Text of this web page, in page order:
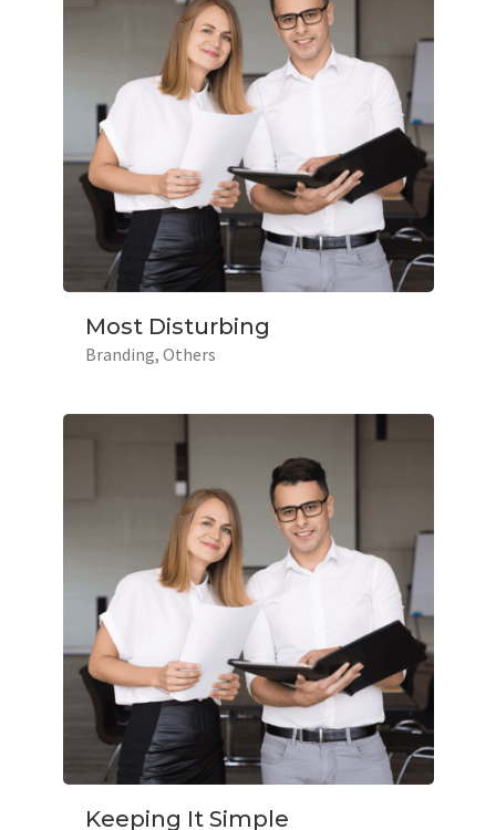
Most Disturbing
Branding Others
Keeping It Simple